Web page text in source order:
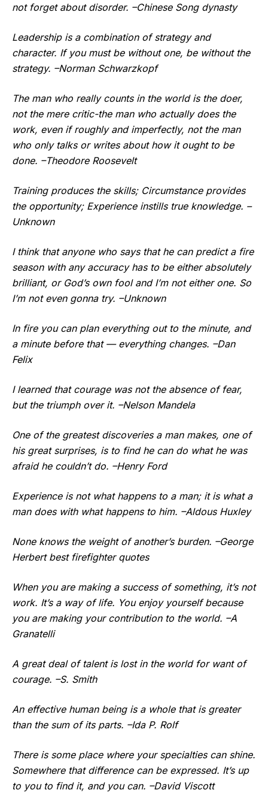
not forget about disorder. –Chinese Song dynasty
Leadership is a combination of strategy and
character. If you must be without one, be without the
strategy. –Norman Schwarzkopf
The man who really counts in the world is the doer,
not the mere critic-the man who actually does the
work, even if roughly and imperfectly, not the man
who only talks or writes about how it ought to be
done. –Theodore Roosevelt
Training produces the skills; Circumstance provides
the opportunity; Experience instills true knowledge. –
Unknown
I think that anyone who says that he can predict a fire
season with any accuracy has to be either absolutely
brilliant, or God’s own fool and I’m not either one. So
I’m not even gonna try. –Unknown
In fire you can plan everything out to the minute, and
a minute before that — everything changes. –Dan
Felix
I learned that courage was not the absence of fear,
but the triumph over it. –Nelson Mandela
One of the greatest discoveries a man makes, one of
his great surprises, is to find he can do what he was
afraid he couldn’t do. –Henry Ford
Experience is not what happens to a man; it is what a
man does with what happens to him. –Aldous Huxley
None knows the weight of another’s burden. –George
Herbert best firefighter quotes
When you are making a success of something, it’s not
work. It’s a way of life. You enjoy yourself because
you are making your contribution to the world. –A
Granatelli
A great deal of talent is lost in the world for want of
courage. –S. Smith
An effective human being is a whole that is greater
than the sum of its parts. –Ida P. Rolf
There is some place where your specialties can shine.
Somewhere that difference can be expressed. It’s up
to you to find it, and you can. –David Viscott